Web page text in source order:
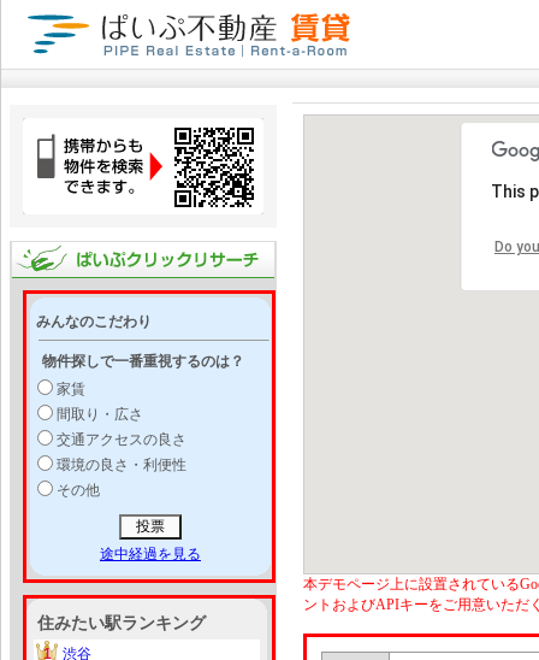
みんなのこだわり
物件探しで一番重視するのは？
家賃
間取り・広さ
交通アクセスの良さ
環境の良さ・利便性
その他
途中経過を見る
住みたい駅ランキング
1
1
渋谷
This
Do
本デモページ上に設置されている
ントおよびAPIキーをご用意いただ